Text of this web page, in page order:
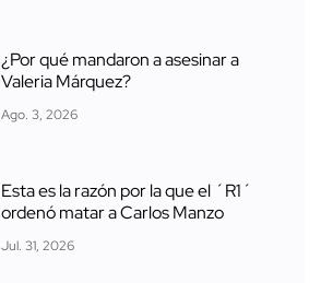
¿Por qué mandaron a asesinar a
Valeria Márquez?
Ago. 3, 2026
Esta es la razón por la que el ´R1´
ordenó matar a Carlos Manzo
Jul. 31, 2026